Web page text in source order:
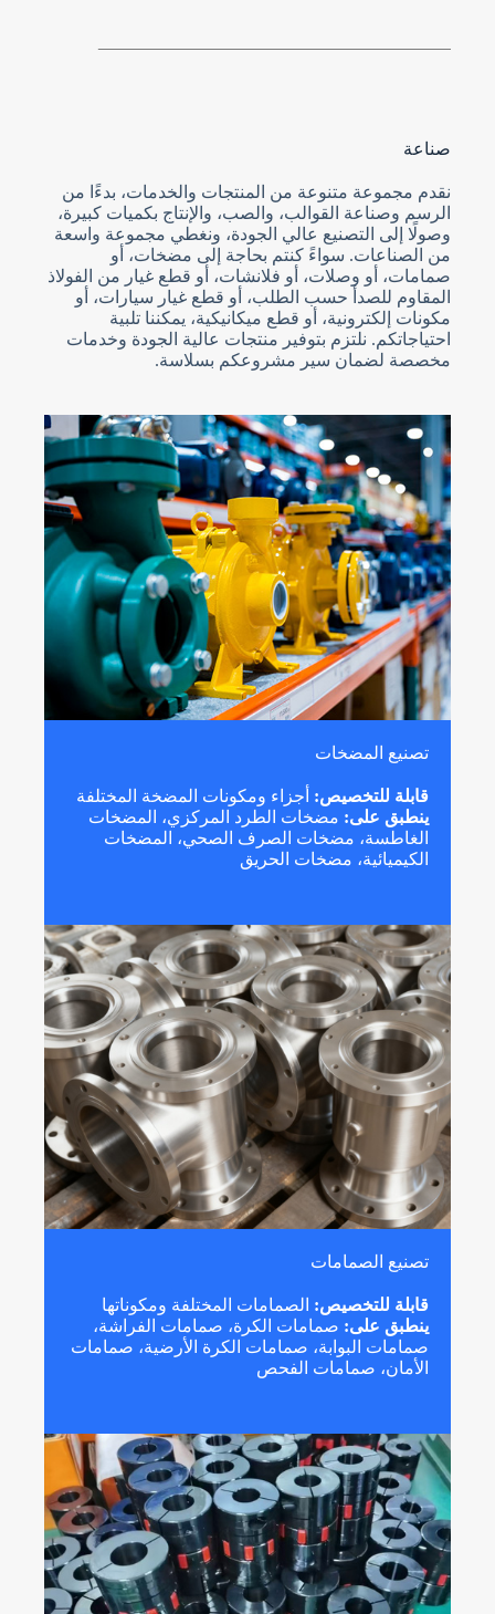
صناعة
نقدم مجموعة متنوعة من المنتجات والخدمات، بدءًا من
الرسم وصناعة القوالب، والصب، والإنتاج بكميات كبيرة،
وصولًا إلى التصنيع عالي الجودة، ونغطي مجموعة واسعة
من الصناعات. سواءً كنتم بحاجة إلى مضخات، أو
صمامات، أو وصلات، أو فلانشات، أو قطع غيار من الفولاذ
المقاوم للصدأ حسب الطلب، أو قطع غيار سيارات، أو
مكونات إلكترونية، أو قطع ميكانيكية، يمكننا تلبية
احتياجاتكم. نلتزم بتوفير منتجات عالية الجودة وخدمات
مخصصة لضمان سير مشروعكم بسلاسة.
تصنيع المضخات
قابلة للتخصيص: أجزاء ومكونات المضخة المختلفة
ينطبق على: مضخات الطرد المركزي، المضخات
الغاطسة، مضخات الصرف الصحي، المضخات
الكيميائية، مضخات الحريق
تصنيع الصمامات
قابلة للتخصيص: الصمامات المختلفة ومكوناتها
ينطبق على: صمامات الكرة، صمامات الفراشة،
صمامات البوابة، صمامات الكرة الأرضية، صمامات
الأمان، صمامات الفحص